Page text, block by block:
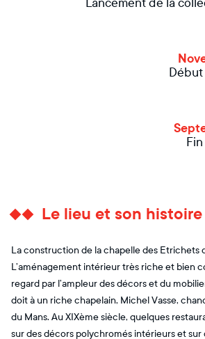
Lancement de la
Le lieu et son histoire
La construction de la chapelle des Etrichets
L’aménagement intérieur très riche et bien
regard par l’ampleur des décors et du
doit à un riche chapelain, Michel Vasse,
du Mans. Au XIXème siècle, quelques
sur des décors polychromés intérieurs et sur